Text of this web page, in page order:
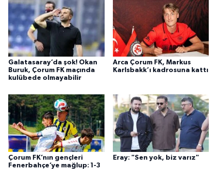
Galatasaray’da şok! Okan
Buruk, Çorum FK maçında
kulübede olmayabilir
Arca Çorum FK, Markus
Karlsbakk’ı kadrosuna kattı
Çorum FK’nın gençleri
Fenerbahçe’ye mağlup: 1-3
Eray: "Sen yok, biz varız"